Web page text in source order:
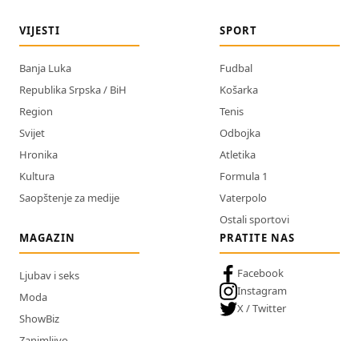
VIJESTI
Banja Luka
Republika Srpska / BiH
Region
Svijet
Hronika
Kultura
Saopštenje za medije
SPORT
Fudbal
Košarka
Tenis
Odbojka
Atletika
Formula 1
Vaterpolo
Ostali sportovi
MAGAZIN
Ljubav i seks
Moda
ShowBiz
PRATITE NAS
Facebook
Instagram
X / Twitter